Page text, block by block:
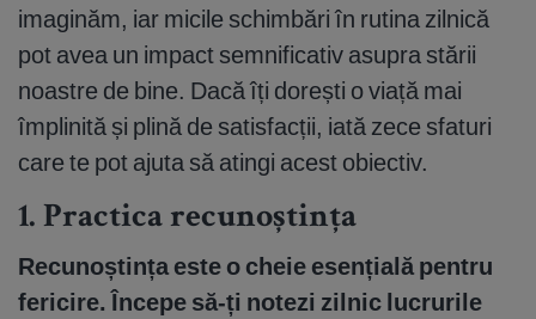
imaginăm, iar micile schimbări în rutina zilnică
pot avea un impact semnificativ asupra stării
noastre de bine. Dacă îți dorești o viață mai
împlinită și plină de satisfacții, iată zece sfaturi
care te pot ajuta să atingi acest obiectiv.
1. Practica recunoștința
Recunoștința este o cheie esențială pentru
fericire. Începe să-ți notezi zilnic lucrurile